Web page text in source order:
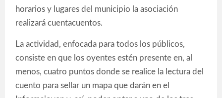
horarios y lugares del municipio la asociación
realizará cuentacuentos.
La actividad, enfocada para todos los públicos,
consiste en que los oyentes estén presente en, al
menos, cuatro puntos donde se realice la lectura del
cuento para sellar un mapa que darán en el